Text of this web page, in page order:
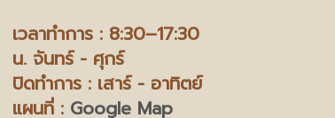
เวลาทำการ : 8:30–17:30
น. จันทร์ - ศุกร์
ปิดทำการ : เสาร์ - อาทิตย์
แผนที่ : Google Map